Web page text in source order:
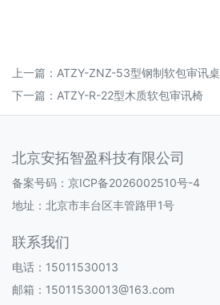
上一篇： ATZY-ZNZ-53型钢制软包审讯桌
下一篇： ATZY-R-22型木质软包审讯椅
北京安拓智盈科技有限公司
备案号码： 京ICP备2026002510号-4
地址：北京市丰台区丰管路甲1号
联系我们
电话：15011530013
邮箱：15011530013@163.com